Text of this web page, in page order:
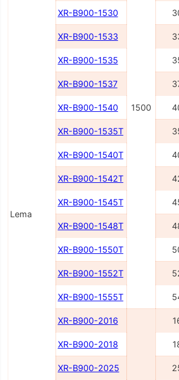
Lema
1500
XR-B900-1530
XR-B900-1533
XR-B900-1535
XR-B900-1537
XR-B900-1540
XR-B900-1535Т
XR-B900-1540Т
XR-B900-1542Т
XR-B900-1545Т
XR-B900-1548Т
XR-B900-1550Т
XR-B900-1552Т
XR-B900-1555T
XR-B900-2016
XR-B900-2018
XR-B900-2025